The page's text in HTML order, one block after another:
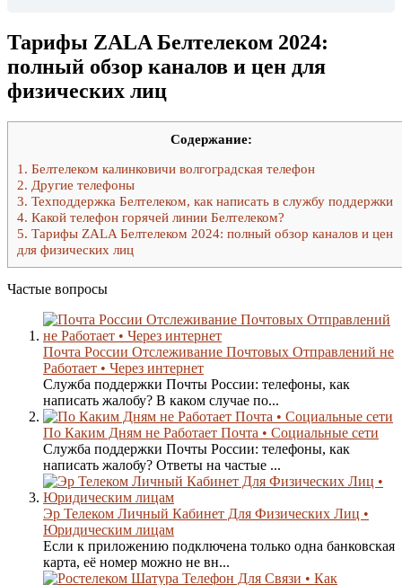
Тарифы ZALA Белтелеком 2024:
полный обзор каналов и цен для
физических лиц
Содержание:
1. Белтелеком калинковичи волгоградская телефон
2. Другие телефоны
3. Техподдержка Белтелеком, как написать в службу поддержки
4. Какой телефон горячей линии Белтелеком?
5. Тарифы ZALA Белтелеком 2024: полный обзор каналов и цен
для физических лиц
Частые вопросы
Почта России Отслеживание Почтовых Отправлений не
Работает • Через интернет
Служба поддержки Почты России: телефоны, как
написать жалобу? В каком случае по...
По Каким Дням не Работает Почта • Социальные сети
Служба поддержки Почты России: телефоны, как
написать жалобу? Ответы на частые ...
Эр Телеком Личный Кабинет Для Физических Лиц •
Юридическим лицам
Если к приложению подключена только одна банковская
карта, её номер можно не вн...